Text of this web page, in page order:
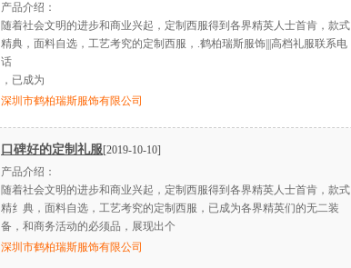
产品介绍：
随着社会文明的进步和商业兴起，定制西服得到各界精英人士首肯，款式
精典，面料自选，工艺考究的定制西服，.鹤柏瑞斯服饰|||高档礼服联系电
话
，已成为
深圳市鹤柏瑞斯服饰有限公司
口碑好的定制礼服[2019-10-10]
产品介绍：
随着社会文明的进步和商业兴起，定制西服得到各界精英人士首肯，款式
精纟典，面料自选，工艺考究的定制西服，已成为各界精英们的无二装
备，和商务活动的必须品，展现出个
深圳市鹤柏瑞斯服饰有限公司